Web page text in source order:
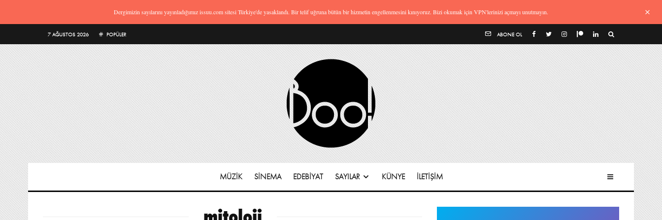
Dergimizin sayılarını yayınladığımız issuu.com sitesi Türkiye'de yasaklandı. Bir telif uğruna bütün bir hizmetin engellenmesini kınıyoruz. Bizi okumak için VPN'lerinizi açmayı unutmayın.
7 AĞUSTOS 2026 POPÜLER ABONE OL
MÜZIK SINEMA EDEBIYAT SAYILAR KÜNYE İLETIŞIM